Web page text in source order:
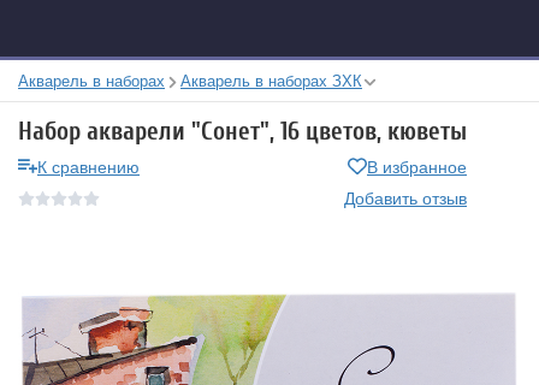
Акварель в наборах Акварель в наборах ЗХК
Набор акварели "Сонет", 16 цветов, кюветы
К сравнению
В избранное
Добавить отзыв